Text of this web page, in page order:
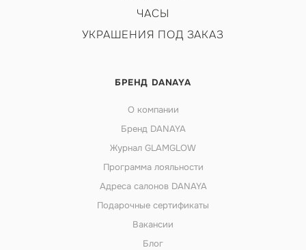
ЧАСЫ
УКРАШЕНИЯ ПОД ЗАКАЗ
БРЕНД DANAYA
О компании
Бренд DANAYA
Журнал GLAMGLOW
Программа лояльности
Адреса салонов DANAYA
Подарочные сертификаты
Вакансии
Блог